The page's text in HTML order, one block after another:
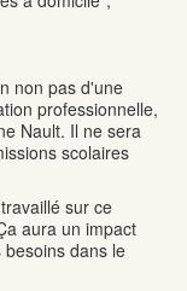
non pas d'une
professionnelle,
Nault. Il ne sera
scolaires
sur ce
aura un impact
dans le